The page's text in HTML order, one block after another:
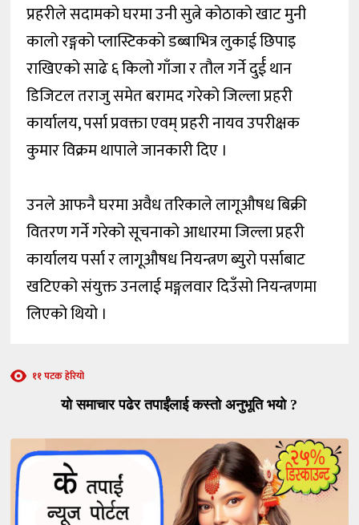
प्रहरीले सदामको घरमा उनी सुत्ने कोठाको खाट मुनी
कालो रङ्गको प्लास्टिकको डब्बाभित्र लुकाई छिपाइ
राखिएको साढे ६ किलो गाँजा र तौल गर्ने दुर्ई थान
डिजिटल तराजु समेत बरामद गरेको जिल्ला प्रहरी
कार्यालय, पर्सा प्रवक्ता एवम् प्रहरी नायव उपरीक्षक
कुमार विक्रम थापाले जानकारी दिए ।
उनले आफनै घरमा अवैध तरिकाले लागूऔषध बिक्री
वितरण गर्ने गरेको सूचनाको आधारमा जिल्ला प्रहरी
कार्यालय पर्सा र लागूऔषध नियन्त्रण ब्युरो पर्साबाट
खटिएको संयुक्त उनलाई मङ्गलवार दिउँसो नियन्त्रणमा
लिएको थियो ।
११ पटक हेरियो
यो समाचार पढेर तपाईंलाई कस्तो अनुभूति भयो ?